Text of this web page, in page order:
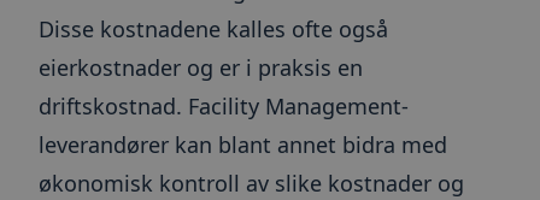
Disse kostnadene kalles ofte også
eierkostnader og er i praksis en
driftskostnad. Facility Management-
leverandører kan blant annet bidra med
økonomisk kontroll av slike kostnader og